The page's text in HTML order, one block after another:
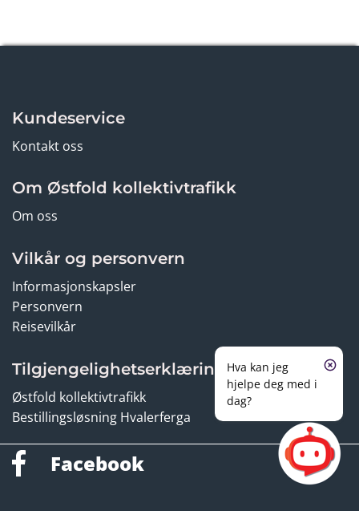
Hva kan jeg
hjelpe deg med i
dag?
Kundeservice
Kontakt oss
Om Østfold kollektivtrafikk
Om oss
Vilkår og personvern
Informasjonskapsler
Personvern
Reisevilkår
Tilgjengelighetserklæring
Østfold kollektivtrafikk
Bestillingsløsning Hvalerferga
Facebook